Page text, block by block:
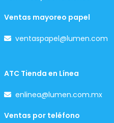
Ventas mayoreo papel
ventaspapel@lumen.com
ATC Tienda en Línea
enlinea@lumen.com.mx
Ventas por teléfono